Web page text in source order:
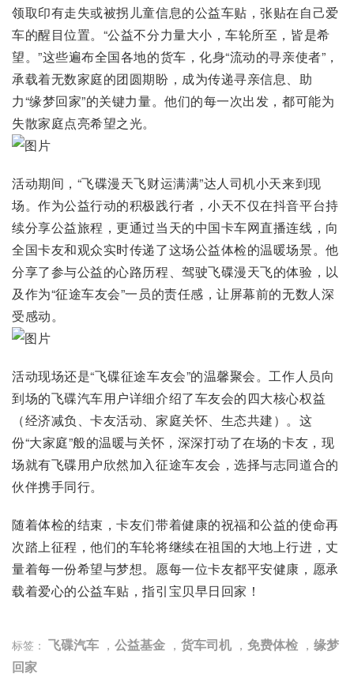
领取印有走失或被拐儿童信息的公益车贴，张贴在自己爱
车的醒目位置。“公益不分力量大小，车轮所至，皆是希
望。”这些遍布全国各地的货车，化身“流动的寻亲使者”，
承载着无数家庭的团圆期盼，成为传递寻亲信息、助
力“缘梦回家”的关键力量。他们的每一次出发，都可能为
失散家庭点亮希望之光。
活动期间，“飞碟漫天飞财运满满”达人司机小天来到现
场。作为公益行动的积极践行者，小天不仅在抖音平台持
续分享公益旅程，更通过当天的中国卡车网直播连线，向
全国卡友和观众实时传递了这场公益体检的温暖场景。他
分享了参与公益的心路历程、驾驶飞碟漫天飞的体验，以
及作为“征途车友会”一员的责任感，让屏幕前的无数人深
受感动。
活动现场还是“飞碟征途车友会”的温馨聚会。工作人员向
到场的飞碟汽车用户详细介绍了车友会的四大核心权益
（经济减负、卡友活动、家庭关怀、生态共建）。这
份“大家庭”般的温暖与关怀，深深打动了在场的卡友，现
场就有飞碟用户欣然加入征途车友会，选择与志同道合的
伙伴携手同行。
随着体检的结束，卡友们带着健康的祝福和公益的使命再
次踏上征程，他们的车轮将继续在祖国的大地上行进，丈
量着每一份希望与梦想。愿每一位卡友都平安健康，愿承
载着爱心的公益车贴，指引宝贝早日回家！
标签： 飞碟汽车 ， 公益基金 ， 货车司机 ， 免费体检 ， 缘梦
回家